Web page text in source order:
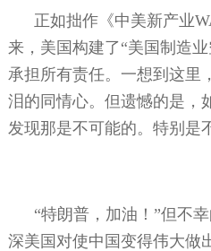
正如拙作《中美新产业
来，美国构建了“美国制造
承担所有责任。一想到这里
泪的同情心。但遗憾的是，
发现那是不可能的。特别是
“特朗普，加油！”但不
深美国对使中国变得伟大做